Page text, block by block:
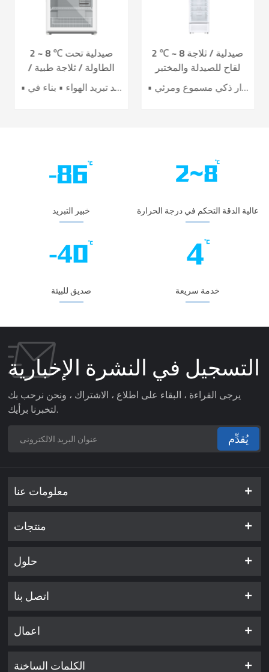
2 ~ 8 ℃ صيدلية تحت
الطاولة / ثلاجة طبية /
لقاح YC-130L
• نظام تحكم دقيق • نظام تبريد تبريد الهواء • بناء في USB datalogger • إنذارات سمعية وبصرية مثالية • تصميم عملية مريحة
2 ℃ ~ 8 صيدلية / ثلاجة
لقاح للصيدلة والمختبر
• أداء تبريد الهواء الرائد • تحسين كفاءة توفير الطاقة بنسبة 40٪ + • باب تسخين كهربائي لتأثير أفضل ضد التكثيف • 7 حساسات لدقة عالية للتحكم بدرجة الحرارة • نظام إنذار ذكي مسموع ومرئي
خبير التبريد عالية الدقة التحكم في درجة الحرارة
صديق للبيئة خدمة سريعة
التسجيل في النشرة الإخبارية
يرجى القراءة ، البقاء على اطلاع ، الاشتراك ، ونحن نرحب بك
لتخبرنا برأيك.
يُقدِّم
معلومات عنا
منتجات
حلول
اتصل بنا
اعمال
الكلمات الساخنة